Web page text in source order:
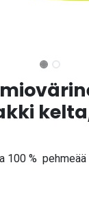
100 %